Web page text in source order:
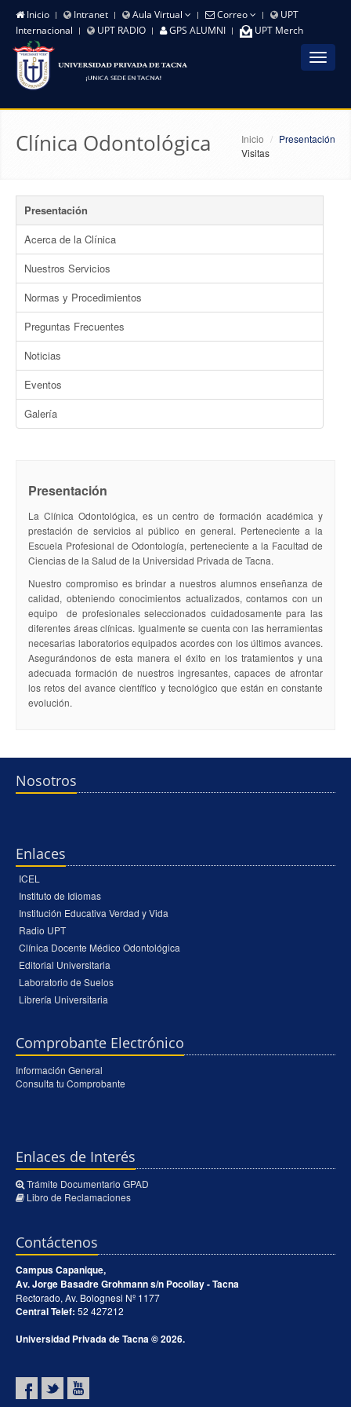
Inicio Intranet Aula Virtual Correo
UPT
Internacional
UPT RADIO GPS ALUMNI UPT Merch
Toggle
Clínica Odontológica Inicio
Presentación
Visitas
Presentación
Acerca de la Clínica
Nuestros Servicios
Normas y Procedimientos
Preguntas Frecuentes
Noticias
Eventos
Galería
Presentación
La Clínica Odontológica, es un centro de formación académica y
prestación de servicios al público en general. Perteneciente a la
Escuela Profesional de Odontología, perteneciente a la Facultad de
Ciencias de la Salud de la Universidad Privada de Tacna.
Nuestro compromiso es brindar a nuestros alumnos enseñanza de
calidad, obteniendo conocimientos actualizados, contamos con un
equipo de profesionales seleccionados cuidadosamente para las
diferentes áreas clínicas. Igualmente se cuenta con las herramientas
necesarias laboratorios equipados acordes con los últimos avances.
Asegurándonos de esta manera el éxito en los tratamientos y una
adecuada formación de nuestros ingresantes, capaces de afrontar
los retos del avance científico y tecnológico que están en constante
evolución.
Nosotros
Enlaces
ICEL
Instituto de Idiomas
Institución Educativa Verdad y Vida
Radio UPT
Clínica Docente Médico Odontológica
Editorial Universitaria
Laboratorio de Suelos
Librería Universitaria
Comprobante Electrónico
Información General
Consulta tu Comprobante
Enlaces de Interés
Trámite Documentario GPAD
Libro de Reclamaciones
Contáctenos
Campus Capanique,
Av. Jorge Basadre Grohmann s/n Pocollay - Tacna
Rectorado, Av. Bolognesi Nº 1177
Central Telef: 52 427212
Universidad Privada de Tacna © 2026.